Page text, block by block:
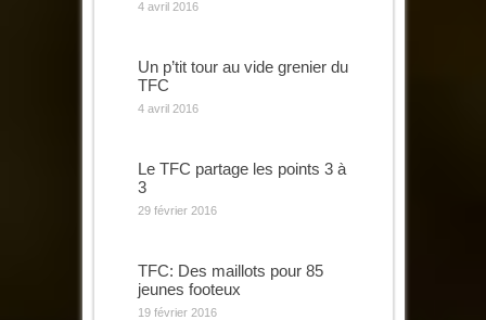
4 avril 2016
Un p’tit tour au vide grenier du
TFC
4 avril 2016
Le TFC partage les points 3 à
3
29 février 2016
TFC: Des maillots pour 85
jeunes footeux
19 février 2016